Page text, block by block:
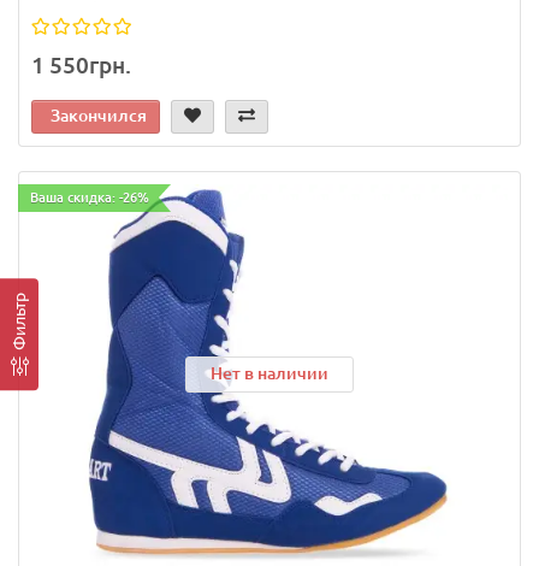
Фильтр
1 550грн.
Закончился
Ваша скидка: -26%
Нет в наличии